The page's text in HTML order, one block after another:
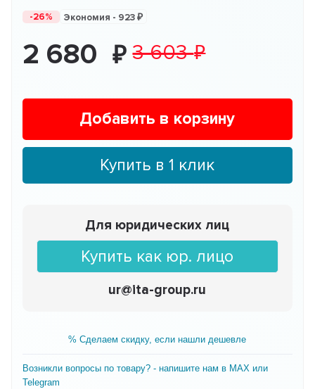
-26% Экономия - 923
2 680 3 603
Добавить в корзину
Купить в 1 клик
Для юридических лиц
Купить как юр. лицо
ur@ita-group.ru
% Сделаем скидку, если нашли дешевле
Возникли вопросы по товару? - напишите нам в MAX или
Telegram